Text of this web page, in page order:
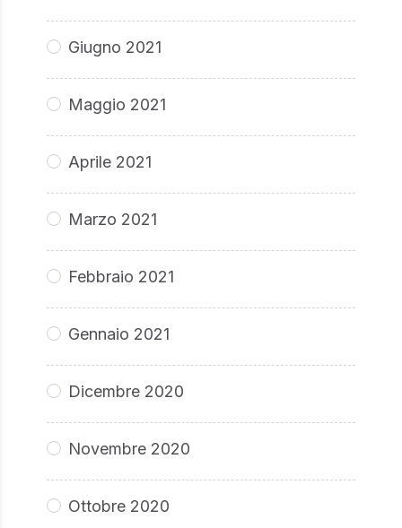
Giugno 2021
Maggio 2021
Aprile 2021
Marzo 2021
Febbraio 2021
Gennaio 2021
Dicembre 2020
Novembre 2020
Ottobre 2020